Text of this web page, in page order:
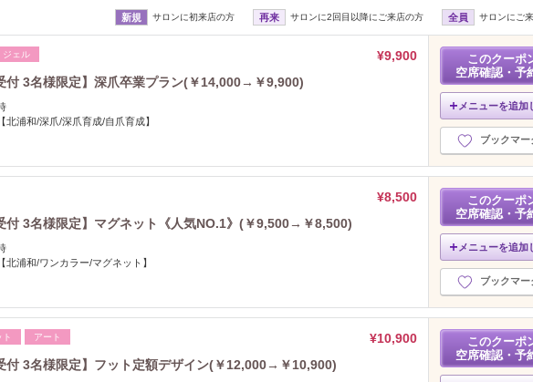
新規 サロンに初来店の方 再来 サロンに2回目以降にご来店の方 全員 サロンにご
ジェル
¥9,900
付 3名様限定】深爪卒業プラン(￥14,000→￥9,900)
北浦和/深爪/深爪育成/自爪育成】
このクーポ
空席確認・予
メニューを追加
ブックマー
¥8,500
付 3名様限定】マグネット《人気NO.1》(￥9,500→￥8,500)
北浦和/ワンカラー/マグネット】
このクーポ
空席確認・予
メニューを追加
ブックマー
ト アート
¥10,900
付 3名様限定】フット定額デザイン(￥12,000→￥10,900)
このクーポ
空席確認・予